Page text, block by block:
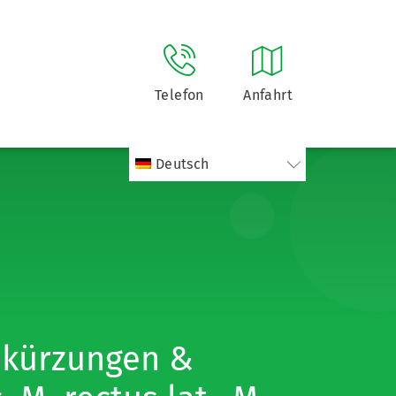
Telefon Anfahrt
Deutsch
&